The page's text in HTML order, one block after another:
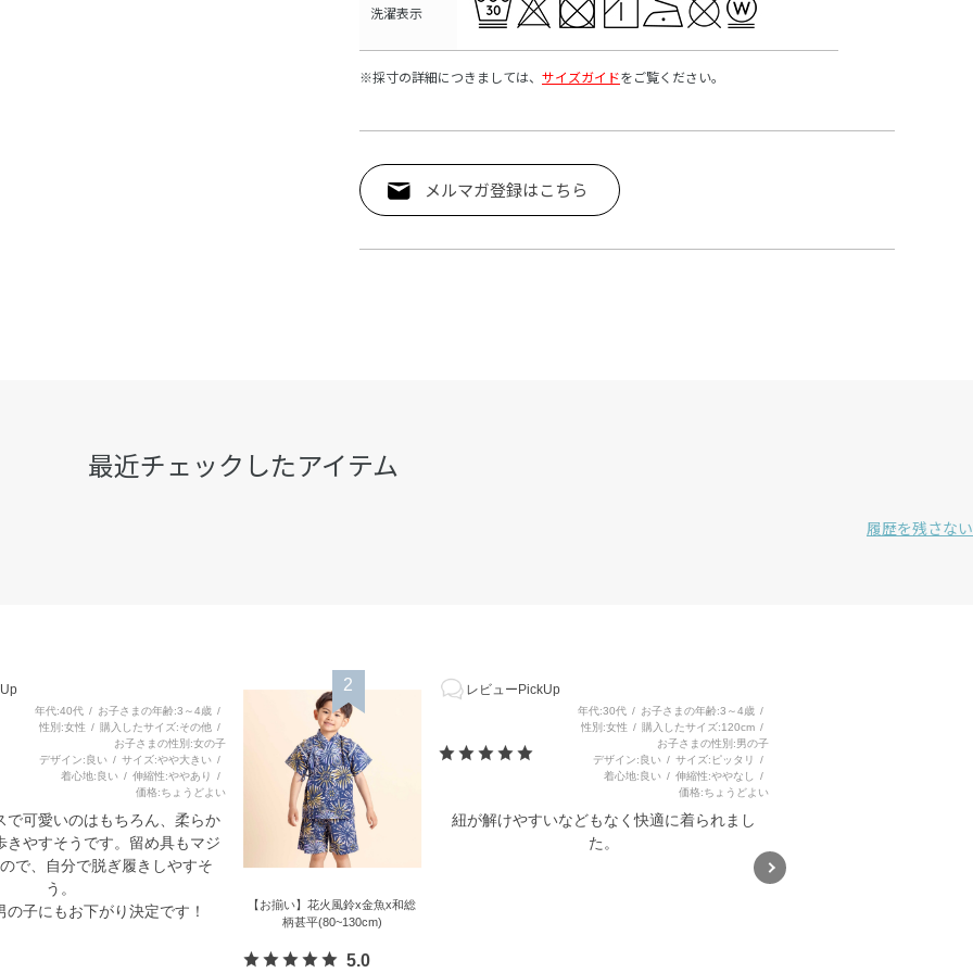
洗濯表示
※採寸の詳細につきましては、 サイズガイドをご覧ください。
メルマガ登録はこちら
最近チェックしたアイテム
履歴を残さない
年代 40代 お子さまの年齢 3～4歳
性別 女性 購入したサイズ その他
お子さまの性別 女の子
デザイン 良い サイズ やや大きい
着心地 良い 伸縮性 ややあり
価格 ちょうどよい
で可愛いのはもちろん、柔らか
きやすそうです。留め具もマジ
で、自分で脱ぎ履きしやすそ
う。
の子にもお下がり決定です！
2
【お揃い】花火風鈴x金魚x和総
柄甚平(80~130cm)
5.0
レビューPickUp
年代 30代 お子さまの年齢 3～4歳
性別 女性 購入したサイズ 120cm
お子さまの性別 男の子
デザイン 良い サイズ ピッタリ
着心地 良い 伸縮性 ややなし
価格 ちょうどよい
紐が解けやすいなどもなく快適に着られまし
た。